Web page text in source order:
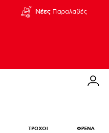
ΝέεςΠαραλαβές
ΤΡΟΧΟΙ ΦΡΕΝΑ